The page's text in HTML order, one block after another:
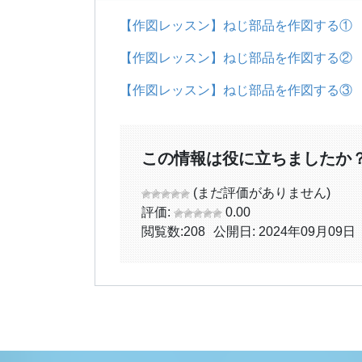
【作図レッスン】ねじ部品を作図する①
【作図レッスン】ねじ部品を作図する②
【作図レッスン】ねじ部品を作図する③
この情報は役に立ちましたか
(まだ評価がありません)
評価:
0.00
閲覧数:208 公開日: 2024年09月09日